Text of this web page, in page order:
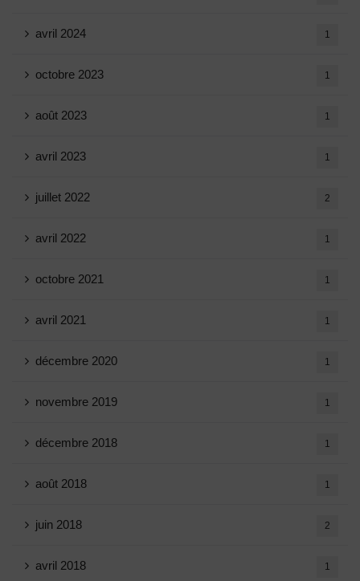
avril 2024 1
octobre 2023 1
août 2023 1
avril 2023 1
juillet 2022 2
avril 2022 1
octobre 2021 1
avril 2021 1
décembre 2020 1
novembre 2019 1
décembre 2018 1
août 2018 1
juin 2018 2
avril 2018 1